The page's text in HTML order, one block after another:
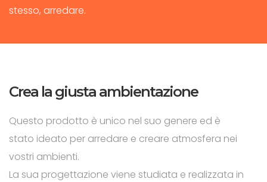
stesso, arredare.
Crea la giusta ambientazione
Questo prodotto è unico nel suo genere ed è
stato ideato per arredare e creare atmosfera nei
vostri ambienti.
La sua progettazione viene studiata e realizzata in